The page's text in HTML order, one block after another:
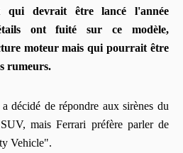
qui devrait être lancé l'année
ont fuité sur ce modèle,
moteur mais qui pourrait être
rumeurs.
décidé de répondre aux sirènes du
mais Ferrari préfère parler de
Vehicle".